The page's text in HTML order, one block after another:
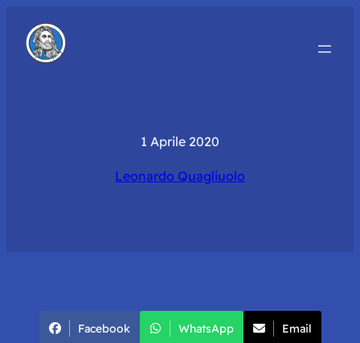
1 Aprile 2020
Leonardo Quagliuolo
Facebook WhatsApp Email